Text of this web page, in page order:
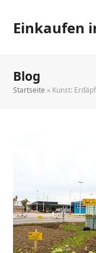
Einkaufen
Blog
Startseite » Kunst: